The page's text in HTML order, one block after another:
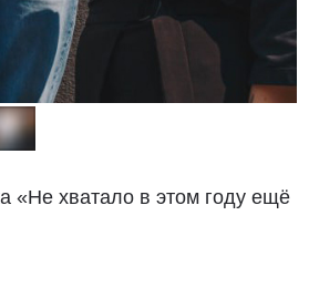
«Не хватало в этом году ещё